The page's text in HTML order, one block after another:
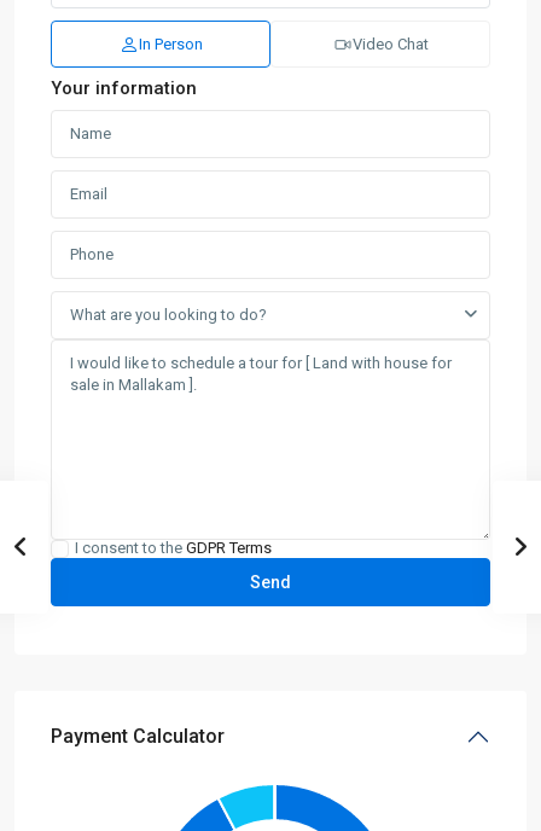
In Person Video Chat
Your information
What are you looking to do?
I consent to the GDPR Terms
Payment Calculator